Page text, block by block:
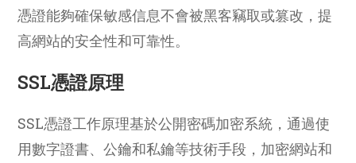
憑證能夠確保敏感信息不會被黑客竊取或篡改，提
高網站的安全性和可靠性。
SSL憑證原理
SSL憑證工作原理基於公開密碼加密系統，通過使
用數字證書、公鑰和私鑰等技術手段，加密網站和